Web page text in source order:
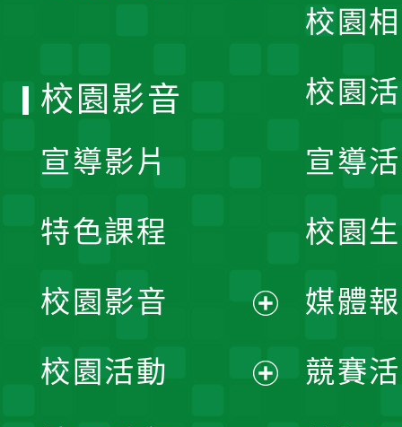
校園
校園
宣導
校園
媒體
競賽
校園影音
宣導影片
特色課程
校園影音
開
校園活動